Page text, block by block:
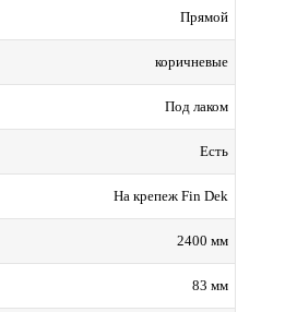
Прямой
коричневые
Под лаком
Есть
На крепеж Fin Dek
2400 мм
83 мм